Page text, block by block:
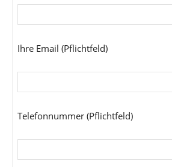
Ihre Email (Pflichtfeld)
Telefonnummer (Pflichtfeld)